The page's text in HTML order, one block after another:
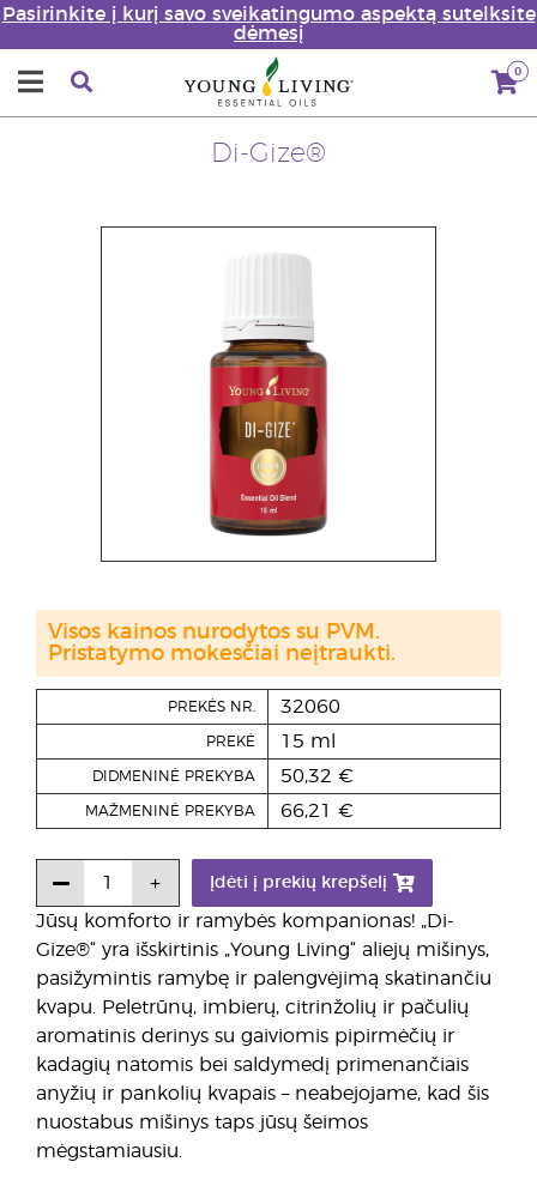
Pasirinkite į kurį savo sveikatingumo aspektą sutelksite
dėmesį
0
Di-Gize®
Jūsų komforto ir ramybės kompanionas! „Di-
Gize®“ yra išskirtinis „Young Living“ aliejų mišinys,
pasižymintis ramybę ir palengvėjimą skatinančiu
kvapu. Peletrūnų, imbierų, citrinžolių ir pačulių
aromatinis derinys su gaiviomis pipirmėčių ir
kadagių natomis bei saldymedį primenančiais
anyžių ir pankolių kvapais – neabejojame, kad šis
nuostabus mišinys taps jūsų šeimos
mėgstamiausiu.
PREKĖS NR. 32060
PREKĖ 15 ml
DIDMENINĖ PREKYBA 50,32 €
MAŽMENINĖ PREKYBA 66,21 €
Įdėti į prekių krepšelį
Visos kainos nurodytos su PVM.
Pristatymo mokesčiai neįtraukti.